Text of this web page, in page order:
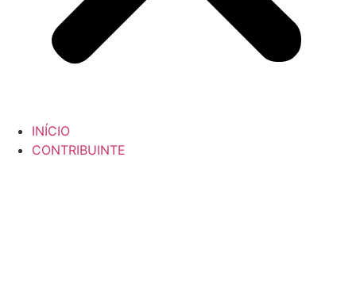
INÍCIO
CONTRIBUINTE